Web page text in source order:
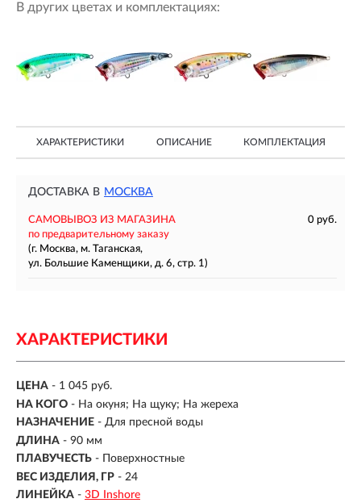
В других цветах и комплектациях:
ХАРАКТЕРИСТИКИ ОПИСАНИЕ КОМПЛЕКТАЦИЯ
ДОСТАВКА В МОСКВА
САМОВЫВОЗ ИЗ МАГАЗИНА
0 руб.
по предварительному заказу
(г. Москва, м. Таганская,
ул. Большие Каменщики, д. 6, стр. 1)
ХАРАКТЕРИСТИКИ
ЦЕНА - 1 045 руб.
НА КОГО - На окуня; На щуку; На жереха
НАЗНАЧЕНИЕ - Для пресной воды
ДЛИНА - 90 мм
ПЛАВУЧЕСТЬ - Поверхностные
ВЕС ИЗДЕЛИЯ, ГР - 24
ЛИНЕЙКА - 3D Inshore